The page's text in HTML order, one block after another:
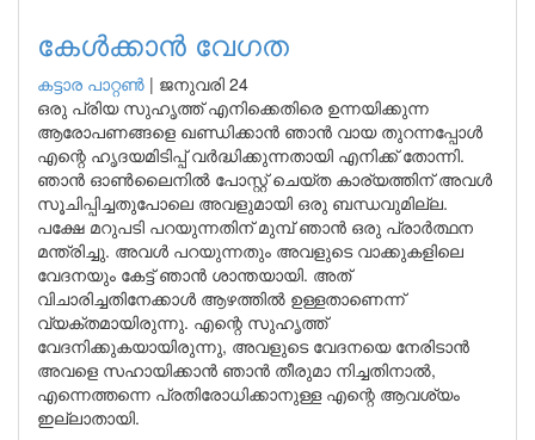
കേൾക്കാൻ വേഗത
കട്ടാര പാറ്റൺ | ജനുവരി 24
ഒരു പ്രിയ സുഹൃത്ത് എനിക്കെതിരെ ഉന്നയിക്കുന്ന
ആരോപണങ്ങളെ ഖണ്ഡിക്കാൻ ഞാൻ വായ തുറന്നപ്പോൾ
എന്റെ ഹൃദയമിടിപ്പ് വർദ്ധിക്കുന്നതായി എനിക്ക് തോന്നി.
ഞാൻ ഓൺലൈനിൽ പോസ്റ്റ് ചെയ്ത കാര്യത്തിന് അവൾ
സൂചിപ്പിച്ചതുപോലെ അവളുമായി ഒരു ബന്ധവുമില്ല.
പക്ഷേ മറുപടി പറയുന്നതിന് മുമ്പ് ഞാൻ ഒരു പ്രാർത്ഥന
മന്ത്രിച്ചു. അവൾ പറയുന്നതും അവളുടെ വാക്കുകളിലെ
വേദനയും കേട്ട് ഞാൻ ശാന്തയായി. അത്
വിചാരിച്ചതിനേക്കാൾ ആഴത്തിൽ ഉള്ളതാണെന്ന്
വ്യക്തമായിരുന്നു. എന്റെ സുഹൃത്ത്
വേദനിക്കുകയായിരുന്നു, അവളുടെ വേദനയെ നേരിടാൻ
അവളെ സഹായിക്കാൻ ഞാൻ തീരുമാ നിച്ചതിനാൽ,
എന്നെത്തന്നെ പ്രതിരോധിക്കാനുള്ള എന്റെ ആവശ്യം
ഇല്ലാതായി.